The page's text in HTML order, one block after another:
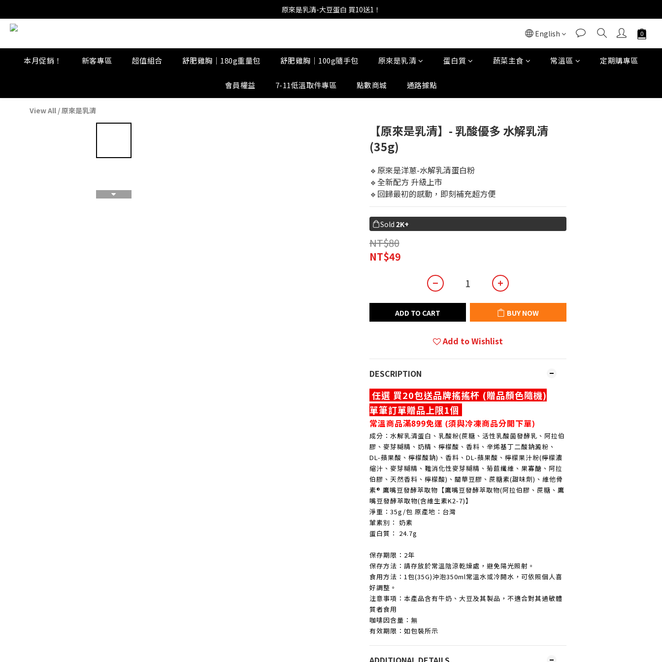
原來是乳清-大豆蛋白 買10送1！
English
本月促銷！ 新客專區 超值組合 舒肥雞胸｜180g重量包 舒肥雞胸｜100g隨手包 原來是乳清 蛋白質 蔬菜主食 常溫區 定期購專區
會員權益 7-11低溫取件專區 點數商城 通路據點
View All /原來是乳清
【原來是乳清】- 乳酸優多 水解乳清
(35g)
🔹原來是洋蔥-水解乳清蛋白粉
🔹全新配方 升級上市
🔹回歸最初的感動，即刻補充超方便
Sold 2K+
NT$80
NT$49
ADD TO CART BUY NOW
Add to Wishlist
DESCRIPTION
任選 買20包送品牌搖搖杯 (贈品顏色隨機)
單筆訂單贈品上限1個
常溫商品滿899免運 (須與冷凍商品分開下單)
成分：水解乳清蛋白、乳酸粉(蔗糖、活性乳酸菌發酵乳、阿拉伯
膠、麥芽糊精、奶精、檸檬酸、香料、辛烯基丁二酸鈉澱粉、
DL-蘋果酸、檸檬酸鈉)、香料、DL-蘋果酸、檸檬果汁粉(檸檬濃
縮汁、麥芽糊精、難消化性麥芽糊精、菊苣纖維、果寡醣、阿拉
伯膠、天然香料、檸檬酸)、關華豆膠、蔗糖素(甜味劑)、維他骨
素® 鷹嘴豆發酵萃取物【鷹嘴豆發酵萃取物(阿拉伯膠、蔗糖、鷹
嘴豆發酵萃取物(含維生素K2-7)】
淨重：35g/包 原產地：台灣
葷素別： 奶素
蛋白質： 24.7g
保存期限：2年
保存方法：請存放於常溫陰涼乾燥處，避免陽光照射。
食用方法：1包(35G)沖泡350ml常溫水或冷開水，可依照個人喜
好調整。
注意事項：本產品含有牛奶、大豆及其製品，不適合對其過敏體
質者食用
咖啡因含量：無
有效期限：如包裝所示